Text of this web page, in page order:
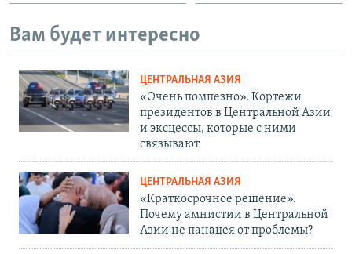
Вам будет интересно
ЦЕНТРАЛЬНАЯ АЗИЯ
«Очень помпезно». Кортежи
президентов в Центральной Азии
и эксцессы, которые с ними
связывают
ЦЕНТРАЛЬНАЯ АЗИЯ
«Краткосрочное решение».
Почему амнистии в Центральной
Азии не панацея от проблемы?